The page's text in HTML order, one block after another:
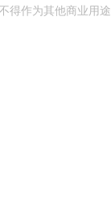
得作为其他商业用